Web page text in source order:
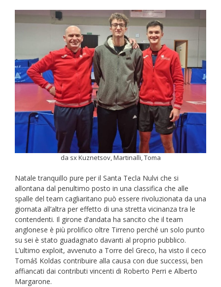
da sx Kuznetsov, Martinalli, Toma
Natale tranquillo pure per il Santa Tecla Nulvi che si
allontana dal penultimo posto in una classifica che alle
spalle del team cagliaritano può essere rivoluzionata da una
giornata all’altra per effetto di una stretta vicinanza tra le
contendenti. Il girone d’andata ha sancito che il team
anglonese è più prolifico oltre Tirreno perché un solo punto
su sei è stato guadagnato davanti al proprio pubblico.
L’ultimo exploit, avvenuto a Torre del Greco, ha visto il ceco
Tomáš Koldas contribuire alla causa con due successi, ben
affiancati dai contributi vincenti di Roberto Perri e Alberto
Margarone.